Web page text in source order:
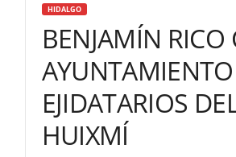
HIDALGO
BENJAMÍN
EJIDATARIOS
HUIXMÍ